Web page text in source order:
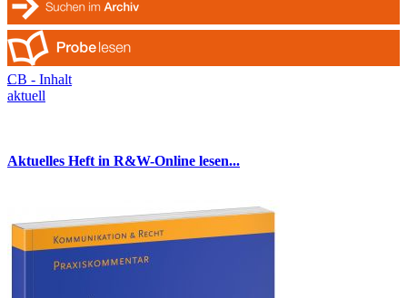
CB - Inhalt
aktuell
Aktuelles Heft in R&W-Online lesen...